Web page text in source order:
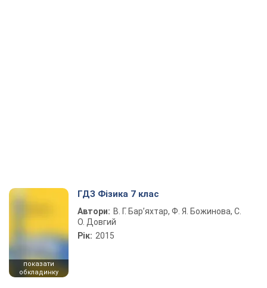
показати
обкладинку
ГДЗ Фізика 7 клас
Автори: В. Г. Бар’яхтар, Ф. Я. Божинова, С.
О. Довгий
Рік: 2015